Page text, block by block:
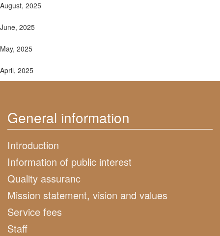
August, 2025
June, 2025
May, 2025
April, 2025
General information
Introduction
Information of public interest
Quality assuranc
Mission statement, vision and values
Service fees
Staff